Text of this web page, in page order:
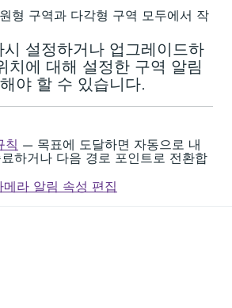
형 구역과 다각형 구역 모두에서 작
시 설정하거나 업그레이드하
치에 대해 설정한 구역 알림
야 할 수 있습니다.
칙 — 목표에 도달하면 자동으로 내
하거나 다음 경로 포인트로 전환합
라 알림 속성 편집